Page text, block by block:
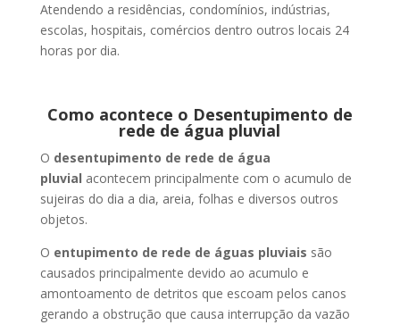
Atendendo a residências, condomínios, indústrias,
escolas, hospitais, comércios dentro outros locais 24
horas por dia.
Como acontece o Desentupimento de
rede de água pluvial
O desentupimento de rede de água
pluvial acontecem principalmente com o acumulo de
sujeiras do dia a dia, areia, folhas e diversos outros
objetos.
O entupimento de rede de águas pluviais são
causados principalmente devido ao acumulo e
amontoamento de detritos que escoam pelos canos
gerando a obstrução que causa interrupção da vazão